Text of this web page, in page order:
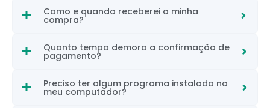
Como e quando receberei a minha
compra?
Quanto tempo demora a confirmação de
pagamento?
Preciso ter algum programa instalado no
meu computador?